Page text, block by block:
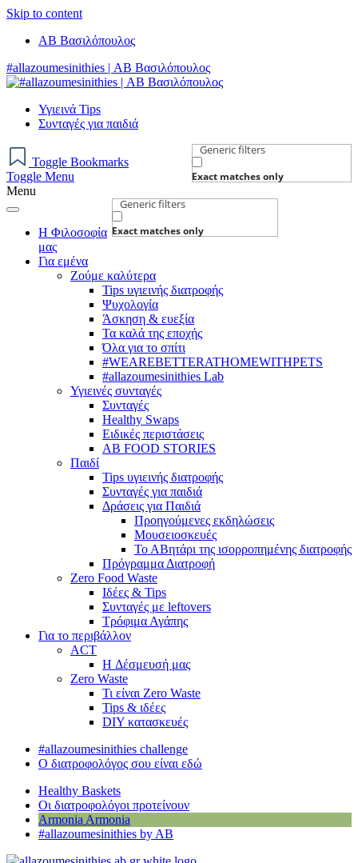
Skip to content
AB Βασιλόπουλος
#allazoumesinithies | ΑΒ Βασιλόπουλος
Υγιεινά Tips
Συνταγές για παιδιά
Generic filters
Exact matches only
Toggle Bookmarks
Toggle Menu
Menu
Generic filters
Exact matches only
Η Φιλοσοφία
μας
Για εμένα
Ζούμε καλύτερα
Tips υγιεινής διατροφής
Ψυχολογία
Άσκηση & ευεξία
Τα καλά της εποχής
Όλα για το σπίτι
#WEAREBETTERATHOMEWITHPETS
#allazoumesinithies Lab
Υγιεινές συνταγές
Συνταγές
Healthy Swaps
Ειδικές περιστάσεις
AB FOOD STORIES
Παιδί
Tips υγιεινής διατροφής
Συνταγές για παιδιά
Δράσεις για Παιδιά
Προηγούμενες εκδηλώσεις
Μουσειοσκευές
Το ΑΒητάρι της ισορροπημένης διατροφής
Πρόγραμμα Διατροφή
Zero Food Waste
Ιδέες & Tips
Συνταγές με leftovers
Τρόφιμα Αγάπης
Για το περιβάλλον
ACT
H Δέσμευσή μας
Zero Waste
Τι είναι Zero Waste
Tips & ιδέες
DIY κατασκευές
#allazoumesinithies challenge
Ο διατροφολόγος σου είναι εδώ
Healthy Baskets
Οι διατροφολόγοι προτείνουν
Armonia Armonia
#allazoumesinithies by AB